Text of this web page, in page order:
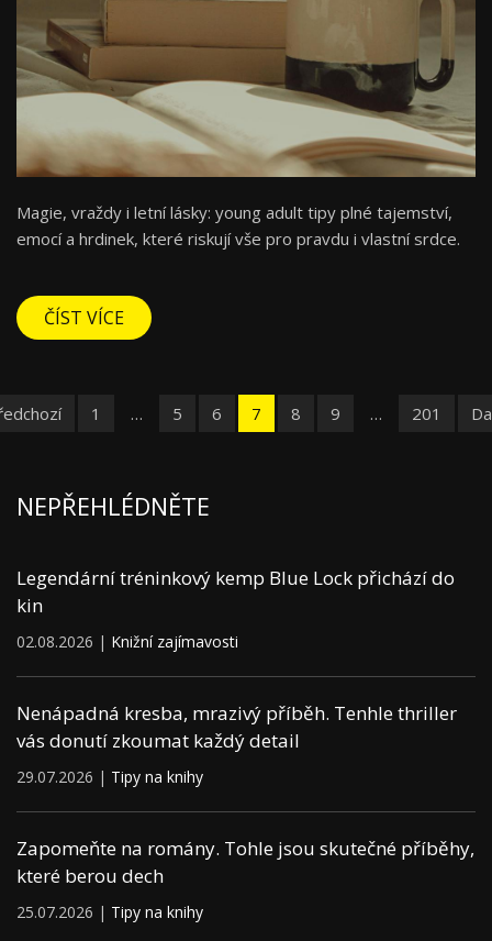
Magie, vraždy i letní lásky: young adult tipy plné tajemství,
emocí a hrdinek, které riskují vše pro pravdu i vlastní srdce.
ČÍST VÍCE
1 … 5 6 7 8 9 … 201
NEPŘEHLÉDNĚTE
Legendární tréninkový kemp Blue Lock přichází do
kin
02.08.2026 | Knižní zajímavosti
Nenápadná kresba, mrazivý příběh. Tenhle thriller
vás donutí zkoumat každý detail
29.07.2026 | Tipy na knihy
Zapomeňte na romány. Tohle jsou skutečné příběhy,
které berou dech
25.07.2026 | Tipy na knihy